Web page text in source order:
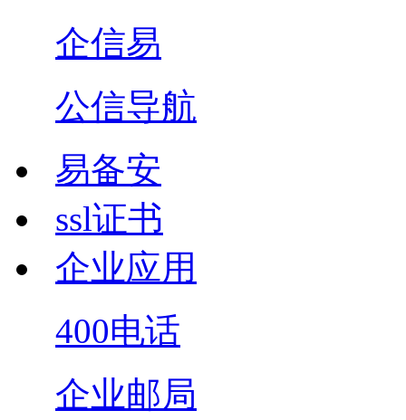
企信易
公信导航
易备安
ssl证书
企业应用
400电话
企业邮局